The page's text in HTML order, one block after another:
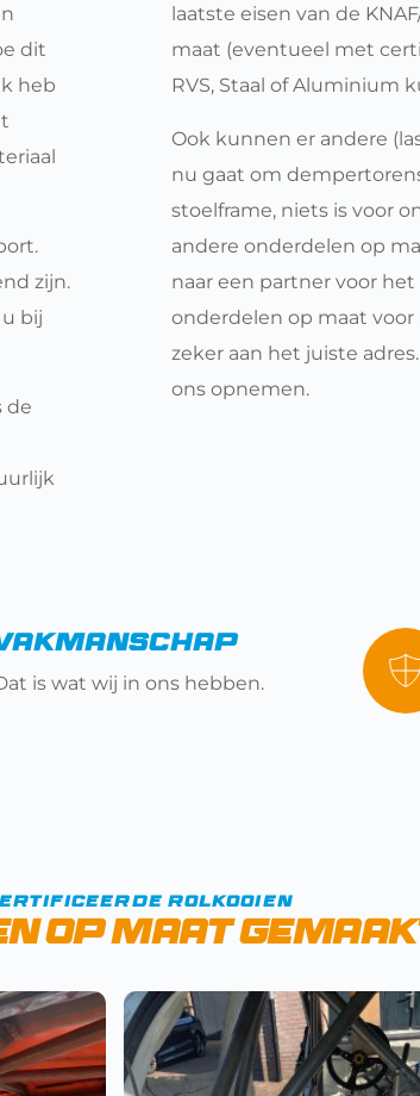
dit
heb
zijn.
bij
de
laatste eisen van de
maat (eventueel met
RVS, Staal of Aluminium
Ook kunnen er andere
nu gaat om
stoelframe, niets is voor
andere onderdelen op
naar een partner voor
onderdelen op maat voor
zeker aan het juiste
ons opnemen.
is wat wij in ons hebben.
Rolkooien
op maat